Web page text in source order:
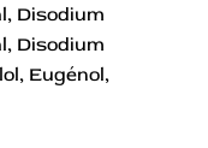
Disodium
Disodium
Eugénol,